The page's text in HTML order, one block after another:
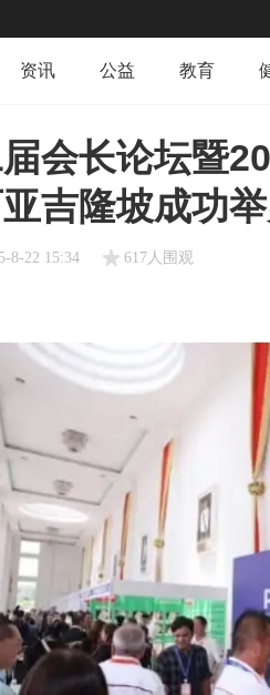
资讯 公益 教育
会长论坛暨
吉隆坡成功
8-22 15:34 617人围观